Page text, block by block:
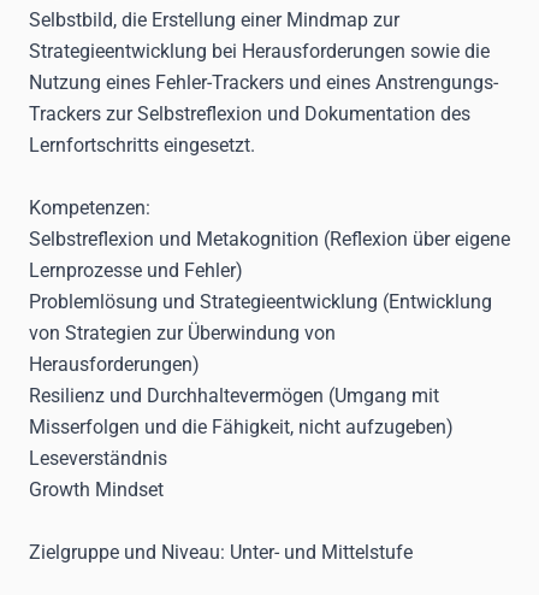
Selbstbild, die Erstellung einer Mindmap zur
Strategieentwicklung bei Herausforderungen sowie die
Nutzung eines Fehler-Trackers und eines Anstrengungs-
Trackers zur Selbstreflexion und Dokumentation des
Lernfortschritts eingesetzt.
Kompetenzen:
Selbstreflexion und Metakognition (Reflexion über eigene
Lernprozesse und Fehler)
Problemlösung und Strategieentwicklung (Entwicklung
von Strategien zur Überwindung von
Herausforderungen)
Resilienz und Durchhaltevermögen (Umgang mit
Misserfolgen und die Fähigkeit, nicht aufzugeben)
Leseverständnis
Growth Mindset
Zielgruppe und Niveau: Unter- und Mittelstufe